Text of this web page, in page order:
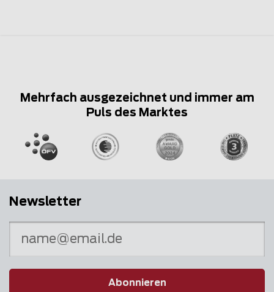
Mehrfach ausgezeichnet und immer am
Puls des Marktes
Newsletter
Abonnieren